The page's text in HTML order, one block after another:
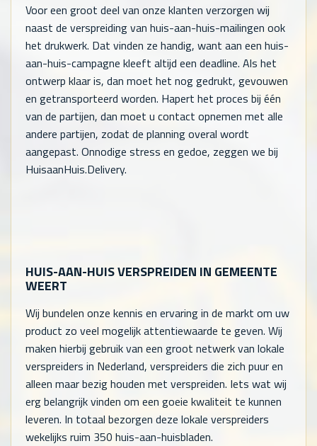
Voor een groot deel van onze klanten verzorgen wij
naast de verspreiding van huis-aan-huis-mailingen ook
het drukwerk. Dat vinden ze handig, want aan een huis-
aan-huis-campagne kleeft altijd een deadline. Als het
ontwerp klaar is, dan moet het nog gedrukt, gevouwen
en getransporteerd worden. Hapert het proces bij één
van de partijen, dan moet u contact opnemen met alle
andere partijen, zodat de planning overal wordt
aangepast. Onnodige stress en gedoe, zeggen we bij
HuisaanHuis.Delivery.
HUIS-AAN-HUIS VERSPREIDEN IN GEMEENTE
WEERT
Wij bundelen onze kennis en ervaring in de markt om uw
product zo veel mogelijk attentiewaarde te geven. Wij
maken hierbij gebruik van een groot netwerk van lokale
verspreiders in Nederland, verspreiders die zich puur en
alleen maar bezig houden met verspreiden. Iets wat wij
erg belangrijk vinden om een goeie kwaliteit te kunnen
leveren. In totaal bezorgen deze lokale verspreiders
wekelijks ruim 350 huis-aan-huisbladen.